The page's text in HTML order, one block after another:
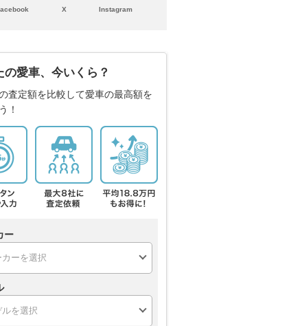
X Instagram
の愛車、今いくら？
査定額を比較して愛車の最高額を
！
ー